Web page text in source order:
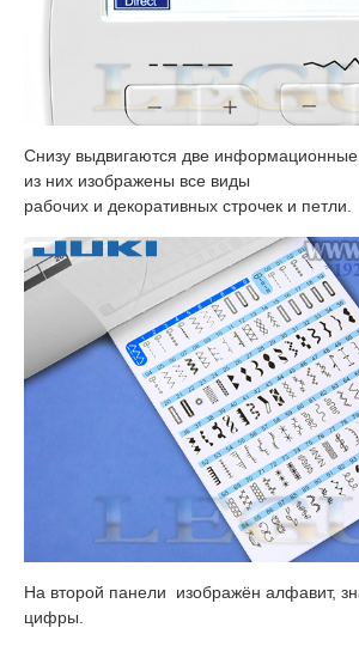
Снизу выдвигаются две
из них изображены все виды
рабочих и декоративных строчек и петли.
На второй панели изображён алфавит,
цифры.